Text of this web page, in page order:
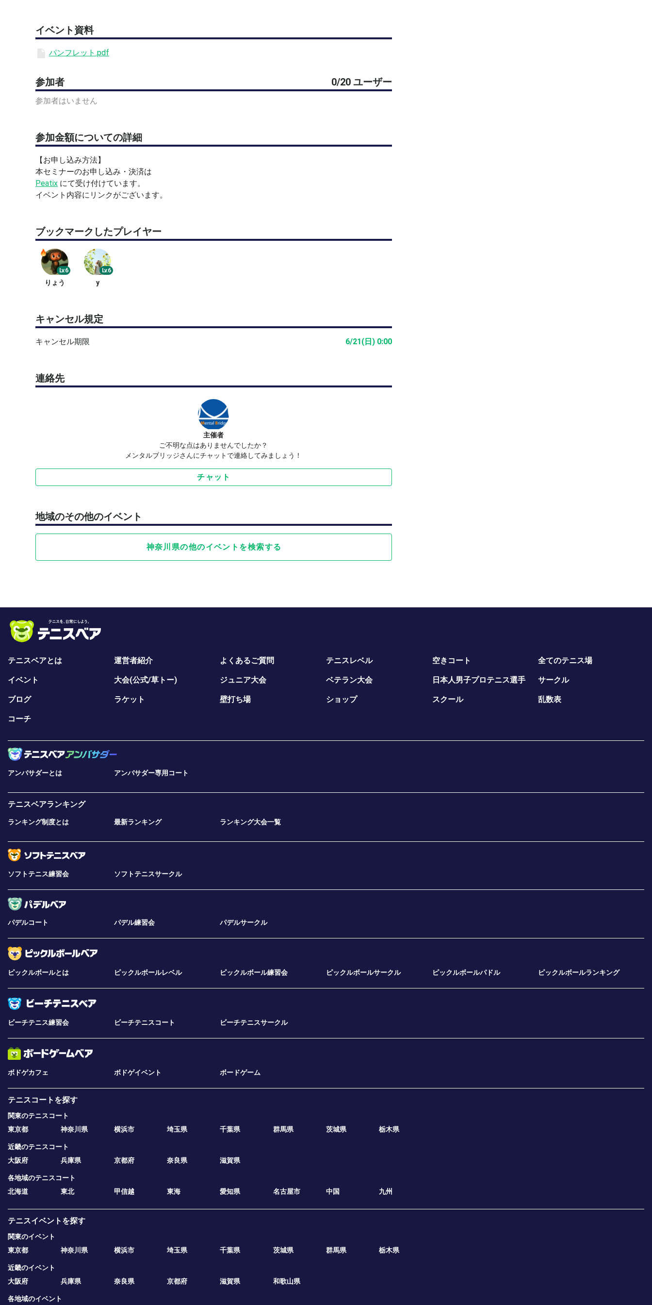
Peatixよりお申し込み
https://peatix.com/event/5022712
当日、開始5分前を目安にご入室ください
「試合で実力を発揮するためのスポーツメンタル講座」全10回シリーズです。
緊張、不安、ミスの引きずり、自信の低下、集中力の乱れなど、スポーツにおけるメンタルの課題を
テーマごとにわかりやすく学びます。
す。
第2回では、「緊張」とどのように向き合うかをテーマに学びます。
試合前や大事な場面で緊張することは、決して悪いことではありません。
緊張を無理になくそうとするのではなく、緊張が起こる仕組みを理解し、自分なりに付き合っていく
ことが、実力を発揮するための大切なポイントになります。
◆第2回で得られること◆
・緊張に対する捉え方を整理できる
・試合前の不安との向き合い方を学べる
・緊張した場面でも自分らしくプレーするヒントを得られる
「試合で実力を発揮するためのスポーツメンタル講座」全10回シリーズ
第1回 | 実力を発揮するための「考え方」の基本
第2回 | 緊張とうまく付き合う方法
第5回 | 試合で集中力を高める方法
第6回 | プレッシャーを力に変える方法
第10回 | 自分に合ったメンタルルーティンづくり
STEP1：自分の思考パターンに気づく（第1回〜第3回）
「第1回 実力を発揮するための「考え方」の基本」
思考・感情・行動のつながりを理解する
「第2回 緊張とうまく付き合う方法」
緊張の仕組みを理解する
緊張を「悪いもの」と捉えすぎない考え方を学ぶ
「第3回 ミスを引きずらない思考法」
ミス後の思考のクセに気づく
緊張やミスへの捉え方が変わる
STEP2：思考と感情を整える（第4回〜第7回）
「第4回 自信を育てるセルフトーク」
「第5回 試合で集中力を高める方法」
「第6回 プレッシャーを力に変える方法」
「第7回 モチベーションの整え方」
モチベーションの波を整えられる
最後に、自分専用のメンタル戦略を構築します。
「第8回 感情コントロールの技術」
「第10回 自分に合ったメンタルルーティンづくり」
感情の波に振り回されにくくなる
成長につながる振り返りができる
自分に合った試合前・試合中のルーティンを作れる
自分の思考のクセに気づける
緊張や不安との付き合い方がわかる
集中力を高める方法を学べる
モチベーションを安定させられる
自分専用のメンタルルーティンを作れる
本セミナーのお申し込み・決済は
Peatixにて受け付けています。
下記のPeatixの申込URLよりお申し込みください。
https://peatix.com/event/5022712
イベント資料
パンフレット.pdf
参加者 0/20 ユーザー
参加者はいません
参加金額についての詳細
【お申し込み方法】
本セミナーのお申し込み・決済は
Peatix にて受け付けています。
イベント内容にリンクがございます。
ブックマークしたプレイヤー
Lv.6
りょう
Lv.6
y
キャンセル規定
キャンセル期限 6/21(日) 0:00
連絡先
主催者
ご不明な点はありませんでしたか？
メンタルブリッジさんにチャットで連絡してみましょう！
チャット
地域のその他のイベント
神奈川県の他のイベントを検索する
テニスベアとは 運営者紹介 よくあるご質問 テニスレベル 空きコート 全てのテニス場
イベント 大会(公式/草トー) ジュニア大会 ベテラン大会 日本人男子プロテニス選手 サークル
ブログ ラケット 壁打ち場 ショップ スクール 乱数表
コーチ
アンバサダーとは アンバサダー専用コート
テニスベアランキング
ランキング制度とは 最新ランキング ランキング大会一覧
ソフトテニス練習会 ソフトテニスサークル
パデルコート パデル練習会 パデルサークル
ピックルボールとは ピックルボールレベル ピックルボール練習会 ピックルボールサークル ピックルボールパドル ピックルボールランキング
ビーチテニス練習会 ビーチテニスコート ビーチテニスサークル
ボドゲカフェ ボドゲイベント ボードゲーム
テニスコートを探す
関東のテニスコート
東京都
神奈川県 横浜市 埼玉県 千葉県 群馬県 茨城県 栃木県
近畿のテニスコート
大阪府
兵庫県 京都府 奈良県 滋賀県
各地域のテニスコート
北海道
東北 甲信越 東海 愛知県 名古屋市 中国 九州
テニスイベントを探す
関東のイベント
東京都
神奈川県 横浜市 埼玉県 千葉県 茨城県 群馬県 栃木県
近畿のイベント
大阪府
兵庫県 奈良県 京都府 滋賀県 和歌山県
各地域のイベント